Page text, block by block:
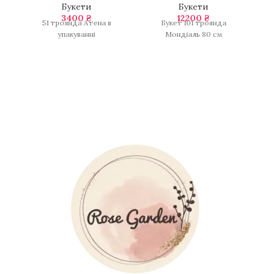
Букети
3400₴
51 троянда Атена в
упакуванні
Букети
12200 ₴
Букет 101 троянда
Мондіаль 80 см